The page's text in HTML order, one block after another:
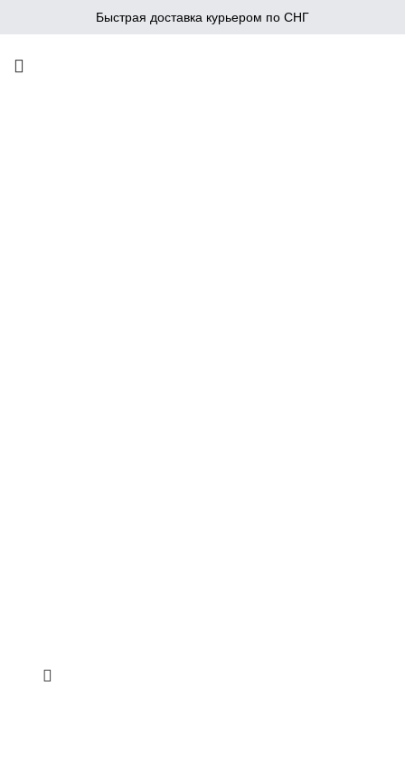
Быстрая доставка курьером по СНГ